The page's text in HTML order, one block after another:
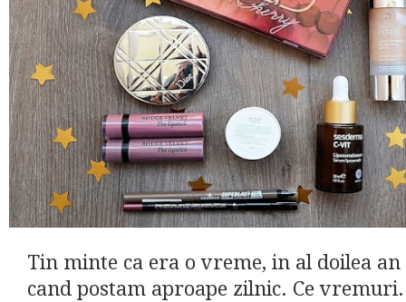
Tin minte ca era o vreme, in al doilea an
cand postam aproape zilnic. Ce